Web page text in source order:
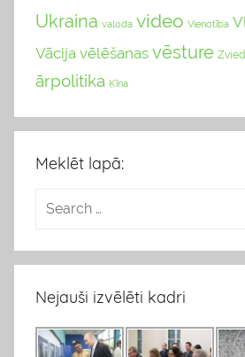
Ukraina valoda video Vienotība
Vācija vēlēšanas vēsture
ārpolitika Ķīna
Meklēt lapā:
Nejauši izvēlēti kadri